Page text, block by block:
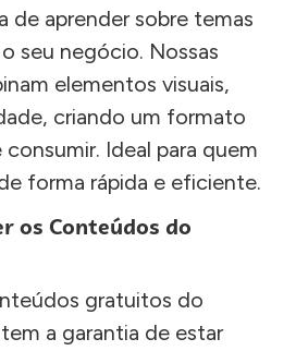
de aprender sobre temas
seu negócio. Nossas
elementos visuais,
criando um formato
Ideal para quem
forma rápida e eficiente.
os Conteúdos do
gratuitos do
a garantia de estar